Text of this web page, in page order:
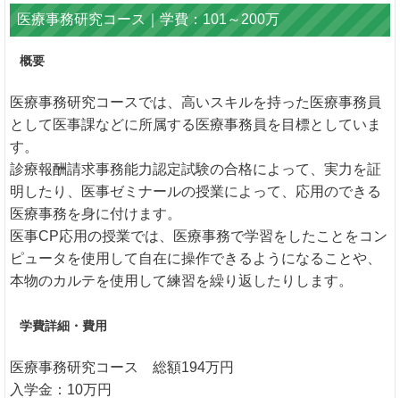
医療事務研究コース｜学費：101～200万
概要
医療事務研究コースでは、高いスキルを持った医療事務員
として医事課などに所属する医療事務員を目標としていま
す。
診療報酬請求事務能力認定試験の合格によって、実力を証
明したり、医事ゼミナールの授業によって、応用のできる
医療事務を身に付けます。
医事CP応用の授業では、医療事務で学習をしたことをコン
ピュータを使用して自在に操作できるようになることや、
本物のカルテを使用して練習を繰り返したりします。
学費詳細・費用
医療事務研究コース 総額194万円
入学金：10万円